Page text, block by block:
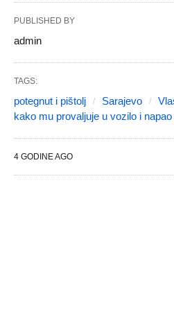
PUBLISHED BY
admin
TAGS:
potegnut i pištolj Sarajevo
kako mu provaljuje u vozilo i napao
4 GODINE AGO